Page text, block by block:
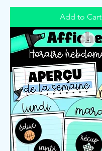
Add to Cart